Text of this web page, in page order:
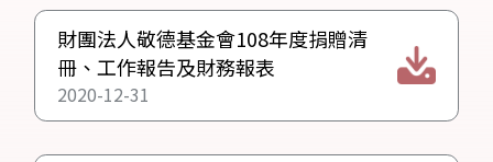
財團法人敬德基金會108年度捐贈清
冊、工作報告及財務報表
2020-12-31